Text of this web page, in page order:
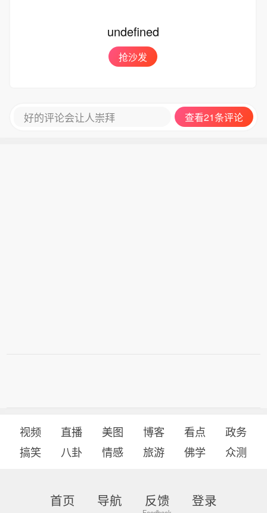
undefined
抢沙发
好的评论会让人崇拜 查看21条评论
视频 直播 美图 博客 看点
政务
搞笑
八卦 情感 旅游 佛学 众测
首页 导航 反馈 登录